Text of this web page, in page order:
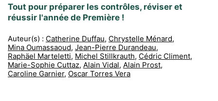
Tout pour préparer les contrôles, réviser et
réussir l'année de Première !
Auteur(s) : Catherine Duffau, Chrystelle Ménard,
Mina Oumassaoud, Jean-Pierre Durandeau,
Raphäel Marteletti, Michel Stillkrauth, Cédric Climent,
Marie-Sophie Cuttaz, Alain Vidal, Alain Prost,
Caroline Garnier, Oscar Torres Vera